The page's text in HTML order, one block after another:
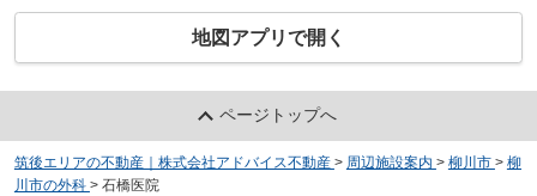
地図アプリで開く
ページトップへ
筑後エリアの不動産｜株式会社アドバイス不動産 > 周辺施設案内 > 柳川市 > 柳
川市の外科 > 石橋医院